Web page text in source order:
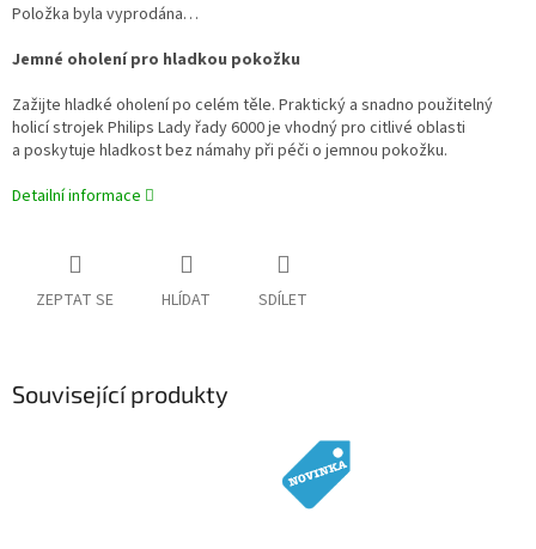
Položka byla vyprodána…
Jemné oholení pro hladkou pokožku
Zažijte hladké oholení po celém těle. Praktický a snadno použitelný
holicí strojek Philips Lady řady 6000 je vhodný pro citlivé oblasti
a poskytuje hladkost bez námahy při péči o jemnou pokožku.
Detailní informace
ZEPTAT SE HLÍDAT SDÍLET
Související produkty